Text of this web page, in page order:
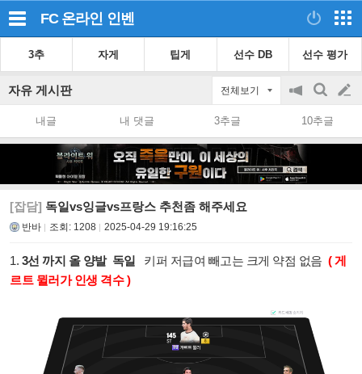
FC 온라인 인벤
3추 자게 팁게 선수 DB 선수 평가
자유 게시판 전체보기
공
지
on/off
검
색
글
쓰
내글 내 댓글 3추글 10추글
[잡담] 독일vs잉글vs프랑스 추천좀 해주세요
반바 조회: 1208 2025-04-29 19:16:25
1. 3선 까지 올 양발 독일 키퍼 저급여 빼고는 크게 약점 없음 ( 게
르트 뮐러가 인생 격수 )